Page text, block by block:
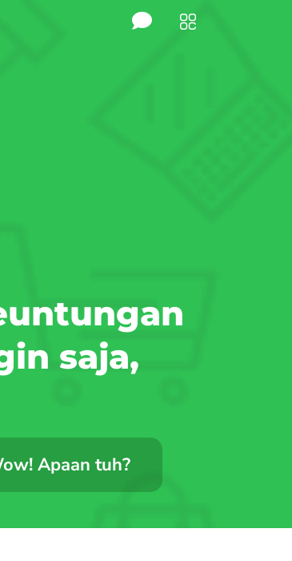
saja,
Apaan tuh?